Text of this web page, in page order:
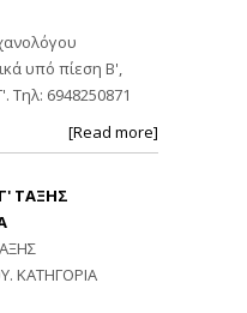
υπό πίεση Β',
Τηλ: 6948250871
[Read more]
ΤΑΞΗΣ
ΚΑΤΗΓΟΡΙΑ